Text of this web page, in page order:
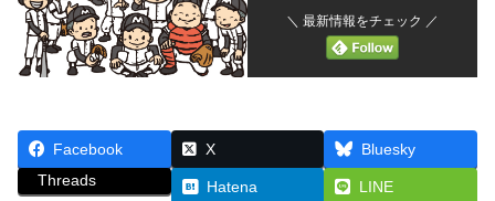
＼ 最新情報をチェック ／
Facebook X
Bluesky
Threads
Hatena LINE